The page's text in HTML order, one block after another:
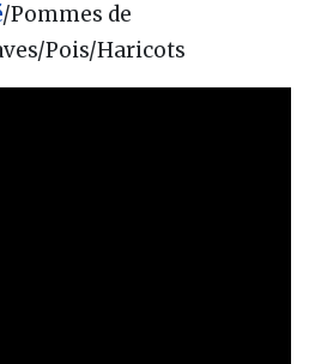
/Pommes de
Pois/Haricots